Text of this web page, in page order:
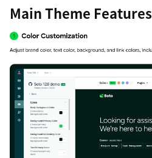
Main Theme Features